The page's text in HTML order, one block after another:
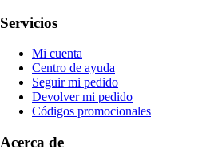
Servicios
Mi cuenta
Centro de ayuda
Seguir mi pedido
Devolver mi pedido
Códigos promocionales
Acerca de